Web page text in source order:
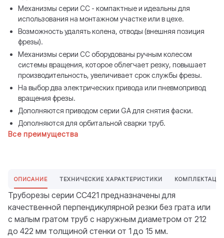
Механизмы серии СС - компактные и идеальны для
использования на монтажном участке или в цехе.
Возможность удалять колена, отводы (внешняя позиция
фрезы).
Механизмы серии СС оборудованы ручным колесом
системы вращения, которое облегчает резку, повышает
производительность, увеличивает срок службы фрезы.
На выбор два электрических привода или пневмопривод
вращения фрезы.
Дополняются приводом серии GA для снятия фаски.
Дополняются для орбитальной сварки труб.
Все преимущества
ОПИСАНИЕ ТЕХНИЧЕСКИЕ ХАРАКТЕРИСТИКИ
Труборезы серии СС421 предназначены для
качественной перпендикулярной резки без грата или
с малым гратом труб с наружным диаметром от 212
до 422 мм толщиной стенки от 1 до 15 мм.